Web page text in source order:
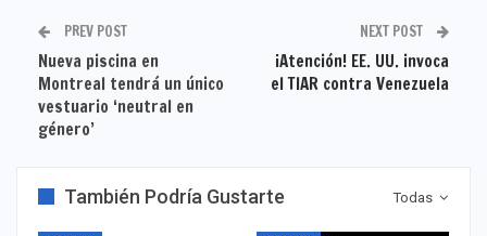
PREV POST
Nueva piscina en
Montreal tendrá un único
vestuario ‘neutral en
género’
NEXT POST
¡Atención! EE. UU. invoca
el TIAR contra Venezuela
Todas
También Podría Gustarte